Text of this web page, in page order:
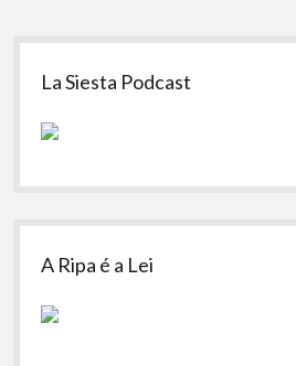
Sidebar
La Siesta Podcast
A Ripa é a Lei